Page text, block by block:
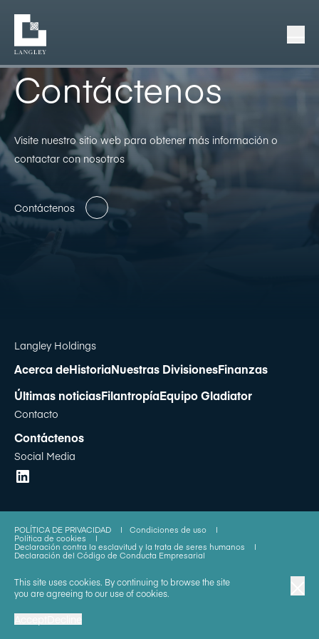
This site uses cookies. By continuing to browse the site
you are agreeing to our use of cookies.
Contáctenos
Visite nuestro sitio web para obtener más información o
contactar con nosotros
Contáctenos
Langley Holdings
Acerca deHistoriaNuestras DivisionesFinanzas
Últimas noticiasFilantropíaEquipo Gladiator
Contacto
Contáctenos
Social Media
POLÍTICA DE PRIVACIDAD | Condiciones de uso
|
Política de cookies
|
Declaración contra la esclavitud y la trata de seres humanos
|
Declaración del Código de Conducta Empresarial
© Langley Holdings plc 2023 | All Rights Reserved